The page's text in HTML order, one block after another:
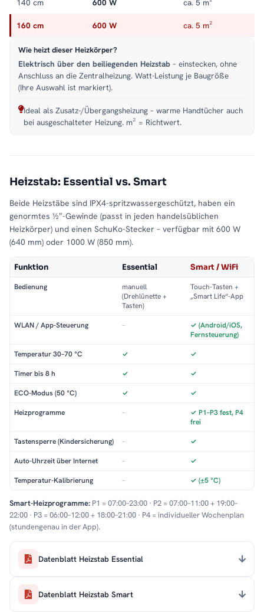
140 cm 600 W ca. 5 m²
160 cm 600 W ca. 5 m²
Wie heizt dieser Heizkörper?
Elektrisch über den beiliegenden Heizstab – einstecken, ohne
Anschluss an die Zentralheizung. Watt-Leistung je Baugröße
(Ihre Auswahl ist markiert).
Ideal als Zusatz-/Übergangsheizung – warme Handtücher auch
bei ausgeschalteter Heizung. m² = Richtwert.
Heizstab: Essential vs. Smart
Beide Heizstäbe sind IPX4-spritzwassergeschützt, haben ein
genormtes ½″-Gewinde (passt in jeden handelsüblichen
Heizkörper) und einen SchuKo-Stecker – verfügbar mit 600 W
(640 mm) oder 1000 W (850 mm).
Funktion Essential Smart / WiFi
Bedienung
manuell
(Drehlünette +
Tasten)
Touch-Tasten +
„Smart Life“-App
WLAN / App-Steuerung –
✓ (Android/iOS,
Fernsteuerung)
Temperatur 30–70 °C ✓ ✓
Timer bis 8 h ✓ ✓
ECO-Modus (50 °C) ✓ ✓
Heizprogramme –
✓ P1–P3 fest, P4
frei
Tastensperre (Kindersicherung) – ✓
Auto-Uhrzeit über Internet – ✓
Temperatur-Kalibrierung – ✓ (±5 °C)
Smart-Heizprogramme: P1 = 07:00–23:00 · P2 = 07:00–11:00 + 19:00–
22:00 · P3 = 06:00–12:00 + 18:00–21:00 · P4 = individueller Wochenplan
(stundengenau in der App).
Datenblatt Heizstab Essential
Datenblatt Heizstab Smart